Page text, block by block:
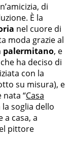
di
È la
nel cuore di
moda grazie al
palermitano, e
che ha deciso di
con la
su misura), e
nata “Casa
la soglia dello
casa, a
pittore